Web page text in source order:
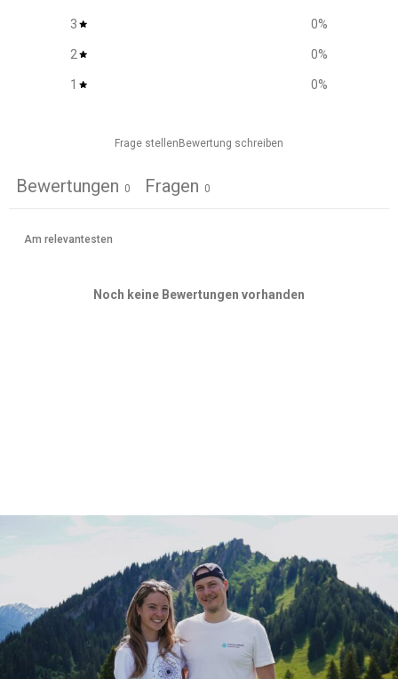
3 0%
2 0%
1 0%
Frage stellenBewertung schreiben
Bewertungen 0 Fragen 0
Noch keine Bewertungen vorhanden